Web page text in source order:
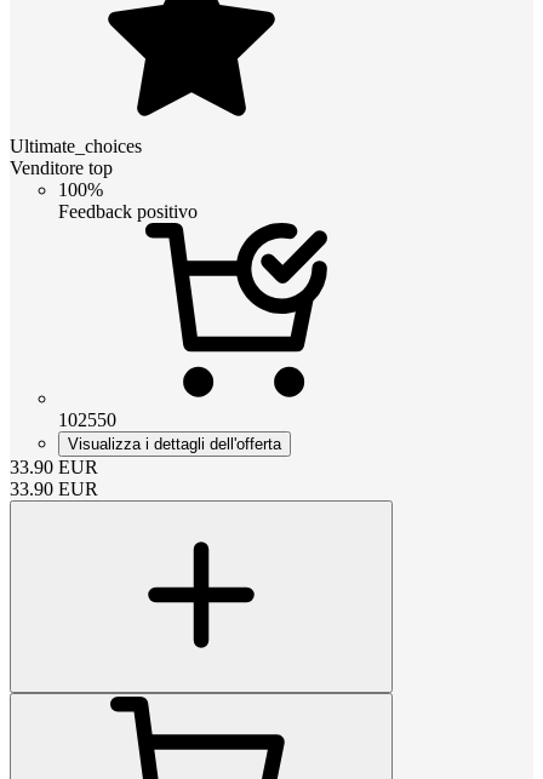
Ultimate_choices
Venditore top
100%
Feedback positivo
102550
Visualizza i dettagli dell'offerta
33.90 EUR
33.90 EUR